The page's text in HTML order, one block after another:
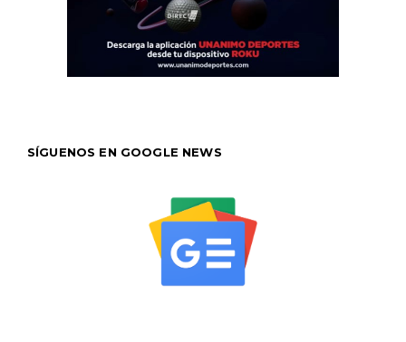
SÍGUENOS EN GOOGLE NEWS